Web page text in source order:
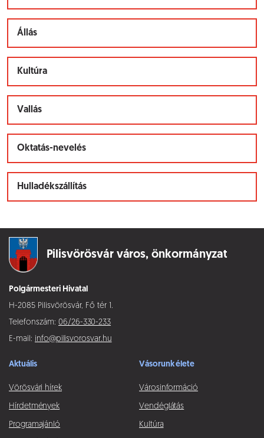
Állás
Kultúra
Vallás
Oktatás-nevelés
Hulladékszállítás
Pilisvörösvár város, önkormányzat
Polgármesteri Hivatal
H-2085 Pilisvörösvár, Fő tér 1.
Telefonszám: 06/26-330-233
E-mail: info@pilisvorosvar.hu
Aktuális
Vörösvári hírek
Hírdetmények
Programajánló
Vásorunk élete
Városinformáció
Vendéglátás
Kultúra